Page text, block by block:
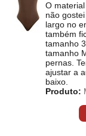
O
não
largo no
também
tamanho
tamanho
pernas.
ajustar a
baixo.
Produto: